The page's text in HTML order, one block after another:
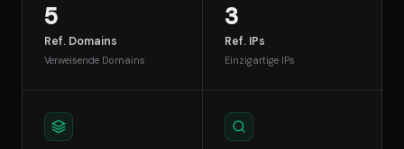
5
Ref. Domains
Verweisende Domains
3
Ref. IPs
Einzigartige IPs